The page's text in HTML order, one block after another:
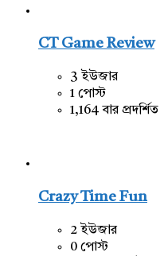
CT Game Review
3 ইউজার
1 পোস্ট
1,164 বার প্রদর্শিত
Crazy Time Fun
2 ইউজার
0 পোস্ট